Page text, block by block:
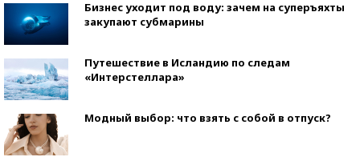
Бизнес уходит под воду: зачем на суперъяхты
закупают субмарины
Путешествие в Исландию по следам
«Интерстеллара»
Модный выбор: что взять с собой в отпуск?